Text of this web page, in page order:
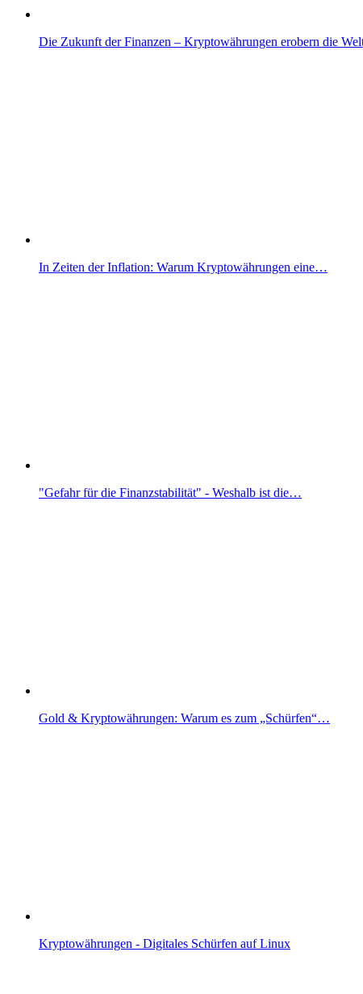
Die Zukunft der Finanzen – Kryptowährungen erobern die
In Zeiten der Inflation: Warum Kryptowährungen eine…
"Gefahr für die Finanzstabilität" - Weshalb ist die…
Gold & Kryptowährungen: Warum es zum „Schürfen“…
Kryptowährungen - Digitales Schürfen auf Linux